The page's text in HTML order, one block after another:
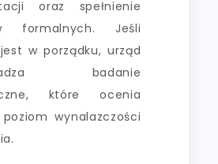
oraz spełnienie
formalnych. Jeśli
w porządku, urząd
badanie
które ocenia
wynalazczości